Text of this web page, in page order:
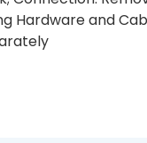
Hardware and